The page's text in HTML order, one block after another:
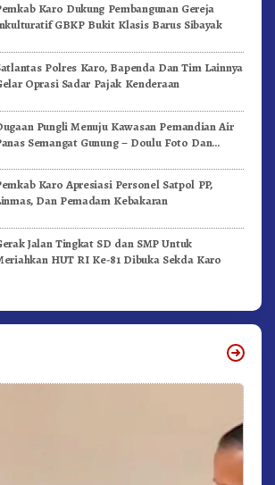
Karo Dukung Pembangunan Gereja
GBKP Bukit Klasis Barus Sibayak
Polres Karo, Bapenda Dan Tim Lainnya
Oprasi Sadar Pajak Kenderaan
Pungli Menuju Kawasan Pemandian Air
Semangat Gunung – Doulu Foto Dan
Karo Apresiasi Personel Satpol PP,
Dan Pemadam Kebakaran
Jalan Tingkat SD dan SMP Untuk
HUT RI Ke-81 Dibuka Sekda Karo